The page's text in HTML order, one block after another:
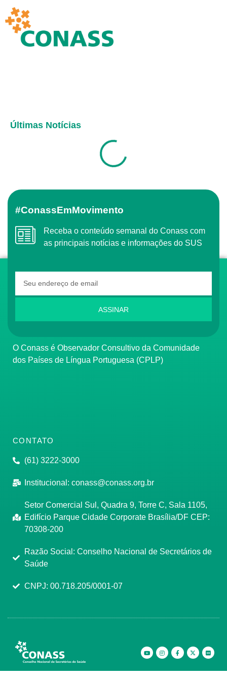
Últimas Notícias
#ConassEmMovimento
Receba o conteúdo semanal do Conass com
as principais notícias e informações do SUS
ASSINAR
O Conass é Observador Consultivo da Comunidade
dos Países de Língua Portuguesa (CPLP)
CONTATO
(61) 3222-3000
Institucional: conass@conass.org.br
Setor Comercial Sul, Quadra 9, Torre C, Sala 1105,
Edifício Parque Cidade Corporate Brasília/DF CEP:
70308-200
Razão Social: Conselho Nacional de Secretários de
Saúde
CNPJ: 00.718.205/0001-07